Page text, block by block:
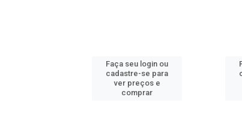
Faça seu login ou
cadastre-se para
ver preços e
comprar